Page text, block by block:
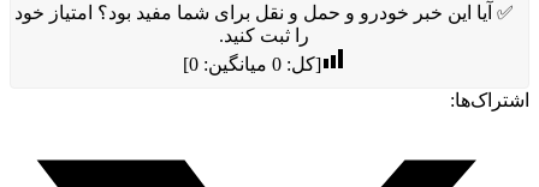
✅ آیا این خبر خودرو و حمل و نقل برای شما مفید بود؟ امتیاز خود
را ثبت کنید.
[کل:0 میانگین:0
]
اشتراک‌ها: